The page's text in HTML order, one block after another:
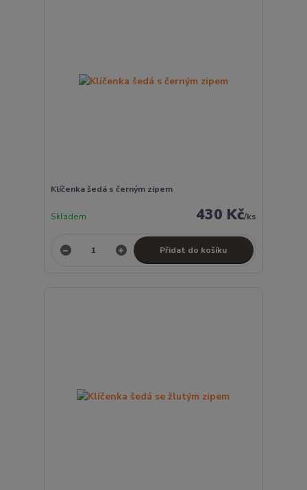
Klíčenka šedá s černým zipem
430 Kč/ks
Skladem
Přidat do košíku